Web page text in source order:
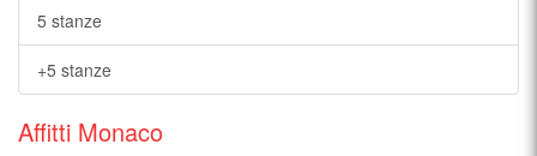
5 stanze
+5 stanze
Affitti Monaco